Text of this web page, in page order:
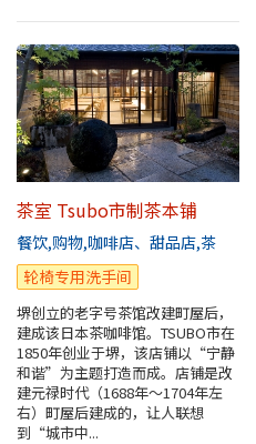
茶室 Tsubo市制茶本铺
餐饮 购物 咖啡店、甜品店 茶
轮椅专用洗手间
堺创立的老字号茶馆改建町屋后，
建成该日本茶咖啡馆。TSUBO市在
1850年创业于堺，该店铺以“宁静
和谐”为主题打造而成。店铺是改
建元禄时代（1688年～1704年左
右）町屋后建成的，让人联想
到“城市中...